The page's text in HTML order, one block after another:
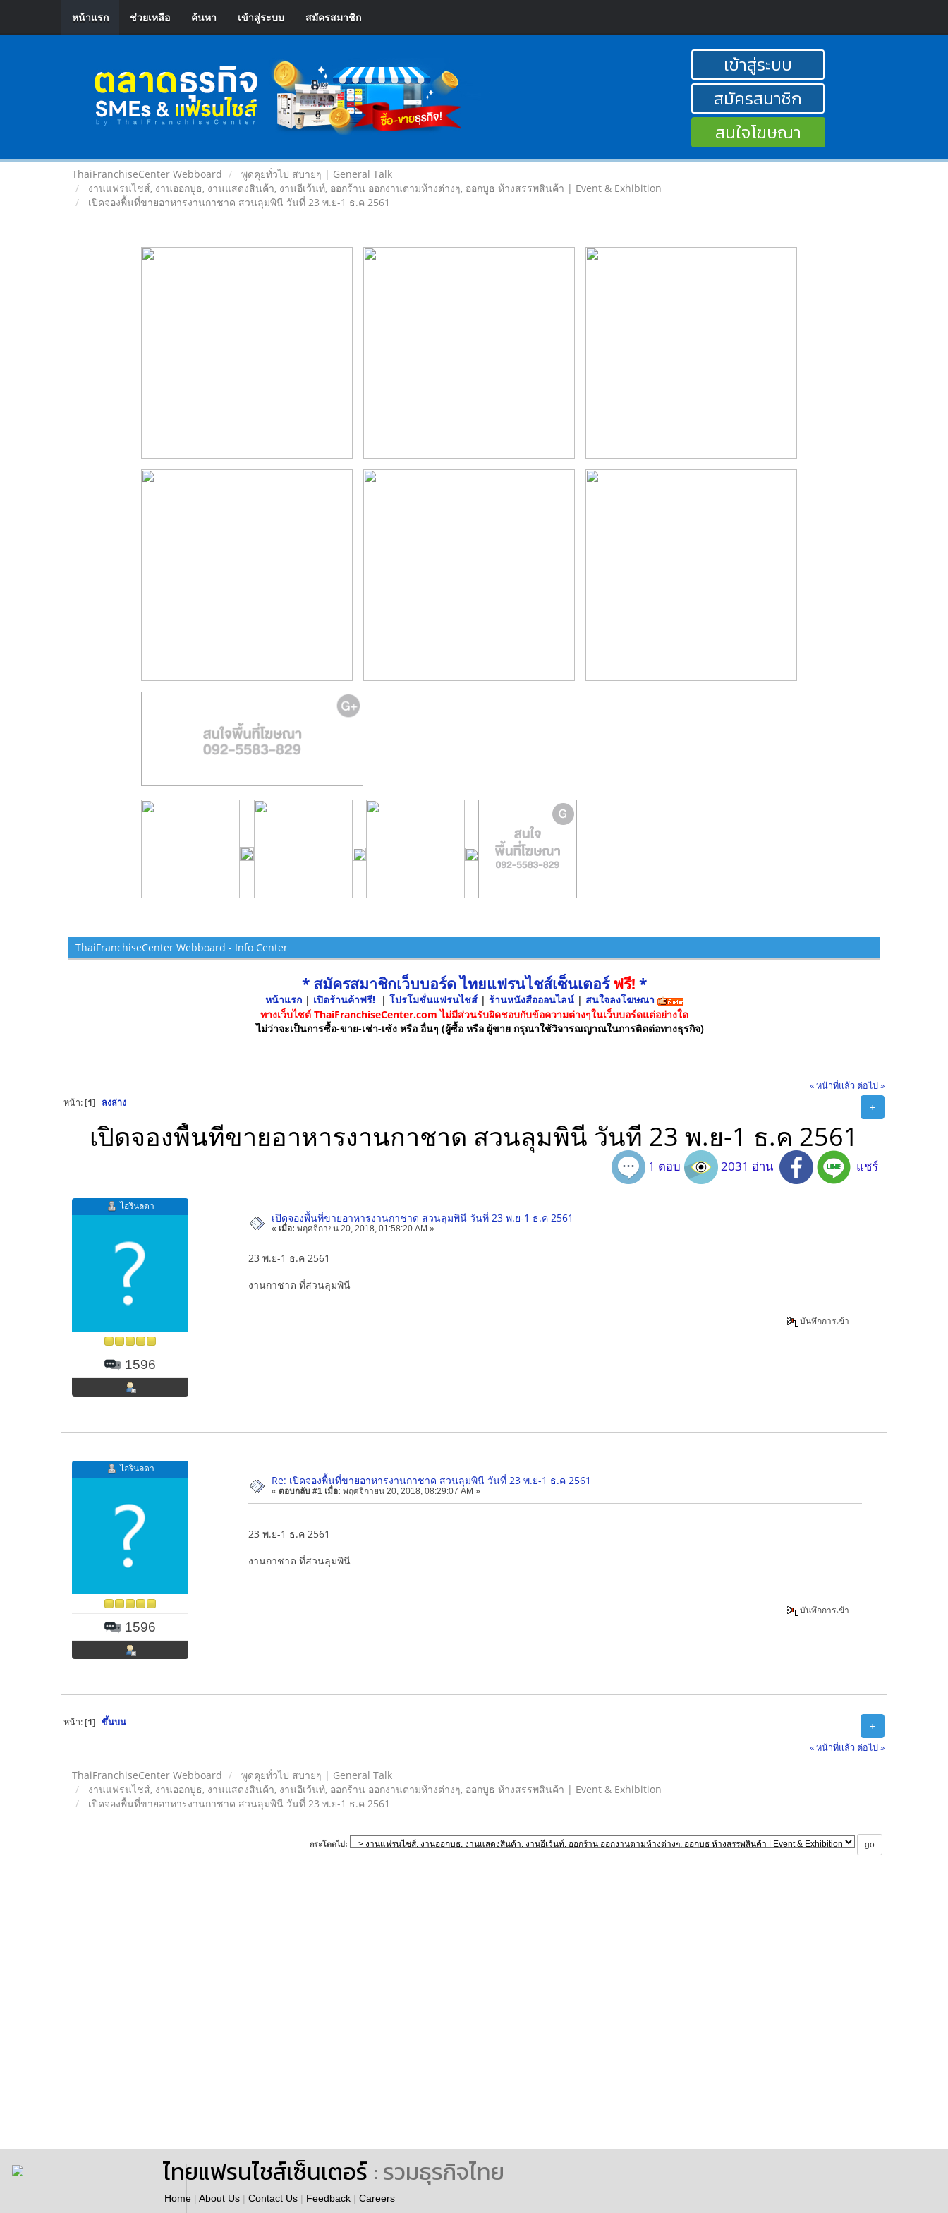
หน้าแรก ช่วยเหลือ ค้นหา เข้าสู่ระบบ สมัครสมาชิก
เข้าสู่ระบบ
สมัครสมาชิก
สนใจโฆษณา
ThaiFranchiseCenter Webboard
พูดคุยทั่วไป สบายๆ | General Talk
งานแฟรนไชส์, งานออกบูธ, งานแสดงสินค้า, งานอีเว้นท์, ออกร้าน ออกงานตามห้างต่างๆ, ออกบูธ ห้างสรรพสินค้า | Event & Exhibition
เปิดจองพื้นที่ขายอาหารงานกาชาด สวนลุมพินี วันที่ 23 พ.ย-1 ธ.ค 2561
ThaiFranchiseCenter Webboard - Info Center
* สมัครสมาชิกเว็บบอร์ด ไทยแฟรนไชส์เซ็นเตอร์ฟรี! *
หน้าแรก| เปิดร้านค้าฟรี! | โปรโมชั่นแฟรนไชส์ | ร้านหนังสือออนไลน์ | สนใจลงโฆษณา
ทางเว็บไซต์ ThaiFranchiseCenter.com ไม่มีส่วนรับผิดชอบกับข้อความต่างๆในเว็บบอร์ดแต่อย่างใด
ไม่ว่าจะเป็นการซื้อ-ขาย-เช่า-เซ้ง หรือ อื่นๆ (ผู้ซื้อ หรือ ผู้ขาย กรุณาใช้วิจารณญาณในการติดต่อทางธุรกิจ)
« หน้าที่แล้ว ต่อไป »
+
หน้า: [1] ลงล่าง
เปิดจองพื้นที่ขายอาหารงานกาชาด สวนลุมพินี วันที่ 23 พ.ย-1 ธ.ค 2561
1 ตอบ 2031 อ่าน แชร์
ไอรินลดา
1596
เปิดจองพื้นที่ขายอาหารงานกาชาด สวนลุมพินี วันที่ 23 พ.ย-1 ธ.ค 2561
« เมื่อ: พฤศจิกายน 20, 2018, 01:58:20 AM »
23 พ.ย-1 ธ.ค 2561
งานกาชาด ที่สวนลุมพินี
บันทึกการเข้า
ไอรินลดา
1596
Re: เปิดจองพื้นที่ขายอาหารงานกาชาด สวนลุมพินี วันที่ 23 พ.ย-1 ธ.ค 2561
« ตอบกลับ #1 เมื่อ: พฤศจิกายน 20, 2018, 08:29:07 AM »
23 พ.ย-1 ธ.ค 2561
งานกาชาด ที่สวนลุมพินี
บันทึกการเข้า
+
หน้า: [1] ขึ้นบน
« หน้าที่แล้ว ต่อไป »
ThaiFranchiseCenter Webboard
พูดคุยทั่วไป สบายๆ | General Talk
งานแฟรนไชส์, งานออกบูธ, งานแสดงสินค้า, งานอีเว้นท์, ออกร้าน ออกงานตามห้างต่างๆ, ออกบูธ ห้างสรรพสินค้า | Event & Exhibition
เปิดจองพื้นที่ขายอาหารงานกาชาด สวนลุมพินี วันที่ 23 พ.ย-1 ธ.ค 2561
กระโดดไป:
ไทยแฟรนไชส์เซ็นเตอร์ : รวมธุรกิจไทย
Home | About Us | Contact Us | Feedback | Careers